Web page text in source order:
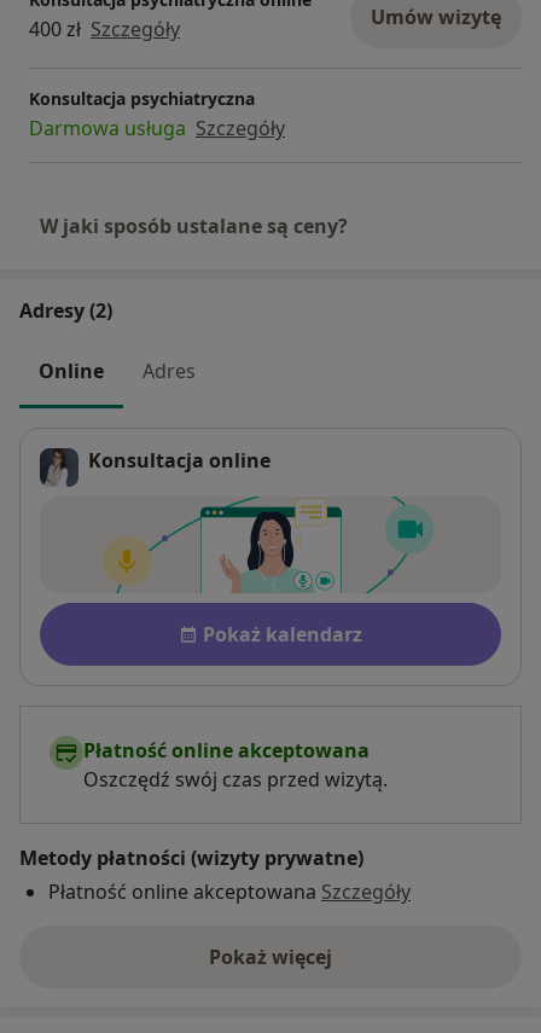
400 zł Szczegóły Umów wizytę
Konsultacja psychiatryczna
Darmowa usługa Szczegóły
W jaki sposób ustalane są ceny?
Adresy (2)
Online Adres
Konsultacja online
Dostępność
Pokaż kalendarz
Płatność online akceptowana
Oszczędź swój czas przed wizytą.
Metody płatności (wizyty prywatne)
Płatność online akceptowana Szczegóły
Pokaż więcej
o adresie